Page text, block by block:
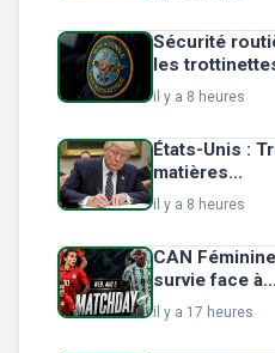
Sécurité
les
il y a 8 heures
États-Unis :
matières...
il y a 8 heures
CAN
survie face à...
il y a 17 heures